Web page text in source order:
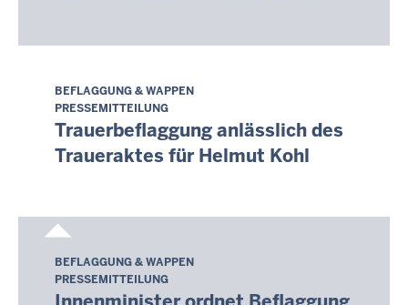
Donnerstag,
6.
August
2026
BEFLAGGUNG & WAPPEN
PRESSEMITTEILUNG
Trauerbeflaggung anlässlich des
Traueraktes für Helmut Kohl
Donnerstag,
6.
BEFLAGGUNG & WAPPEN
PRESSEMITTEILUNG